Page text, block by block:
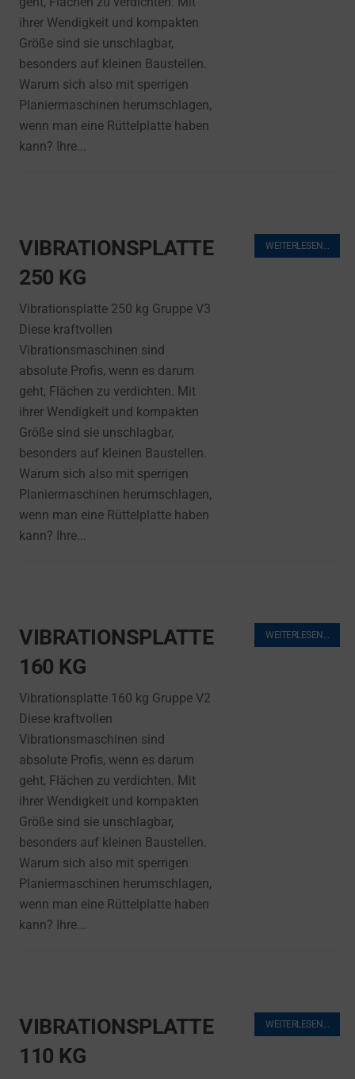
ihrer Wendigkeit und kompakten
Größe sind sie unschlagbar,
besonders auf kleinen Baustellen.
Warum sich also mit sperrigen
Planiermaschinen herumschlagen,
wenn man eine Rüttelplatte haben
kann? Ihre...
VIBRATIONSPLATTE
250 KG
Vibrationsplatte 250 kg Gruppe V3
Diese kraftvollen
Vibrationsmaschinen sind
absolute Profis, wenn es darum
geht, Flächen zu verdichten. Mit
ihrer Wendigkeit und kompakten
Größe sind sie unschlagbar,
besonders auf kleinen Baustellen.
Warum sich also mit sperrigen
Planiermaschinen herumschlagen,
wenn man eine Rüttelplatte haben
kann? Ihre...
WEITERLESEN…
VIBRATIONSPLATTE
160 KG
Vibrationsplatte 160 kg Gruppe V2
Diese kraftvollen
Vibrationsmaschinen sind
absolute Profis, wenn es darum
geht, Flächen zu verdichten. Mit
ihrer Wendigkeit und kompakten
Größe sind sie unschlagbar,
besonders auf kleinen Baustellen.
Warum sich also mit sperrigen
Planiermaschinen herumschlagen,
wenn man eine Rüttelplatte haben
kann? Ihre...
WEITERLESEN…
VIBRATIONSPLATTE
110 KG
WEITERLESEN…